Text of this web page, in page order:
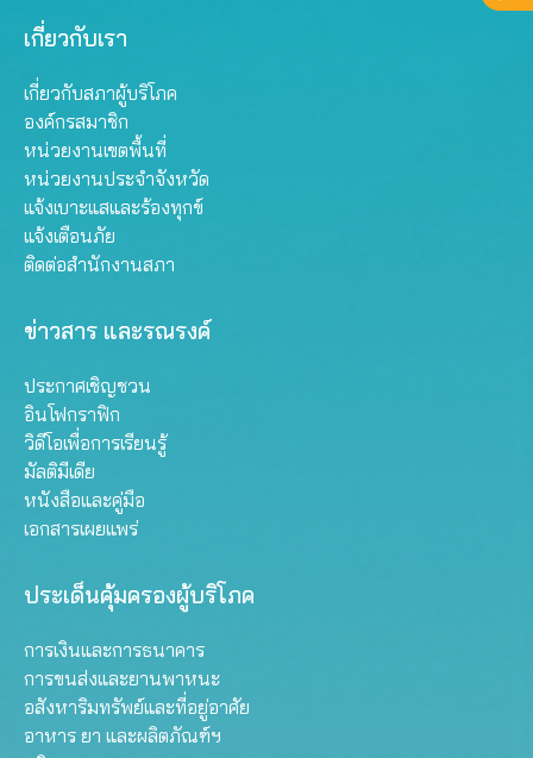
เกี่ยวกับเรา
เกี่ยวกับสภาผู้บริโภค
องค์กรสมาชิก
หน่วยงานเขตพื้นที่
หน่วยงานประจำจังหวัด
แจ้งเบาะแสและร้องทุกข์
แจ้งเตือนภัย
ติดต่อสำนักงานสภา
ข่าวสาร และรณรงค์
ประกาศเชิญชวน
อินโฟกราฟิก
วิดีโอเพื่อการเรียนรู้
มัลติมีเดีย
หนังสือและคู่มือ
เอกสารเผยแพร่
ประเด็นคุ้มครองผู้บริโภค
การเงินและการธนาคาร
การขนส่งและยานพาหนะ
อสังหาริมทรัพย์และที่อยู่อาศัย
อาหาร ยา และผลิตภัณฑ์ฯ